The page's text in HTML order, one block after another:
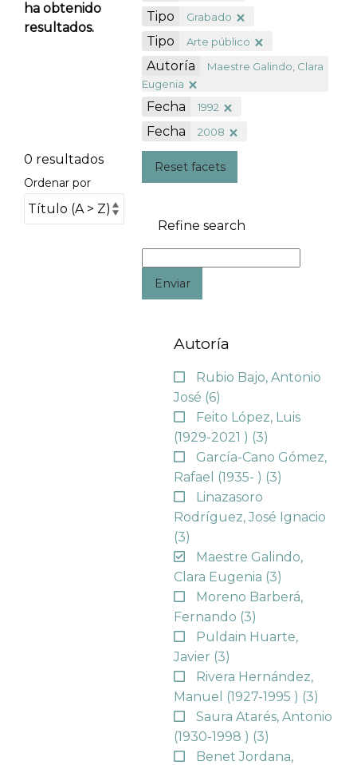
ha obtenido
resultados.
0 resultados
Ordenar por
Tipo Grabado
Tipo Arte público
Autoría
Maestre Galindo, Clara
Eugenia
Fecha 1992
Fecha 2008
Reset facets
Refine search
Enviar
Autoría
Rubio Bajo, Antonio
José (6)
Feito López, Luis
(1929-2021 ) (3)
García-Cano Gómez,
Rafael (1935- ) (3)
Linazasoro
Rodríguez, José Ignacio
(3)
Maestre Galindo,
Clara Eugenia (3)
Moreno Barberá,
Fernando (3)
Puldain Huarte,
Javier (3)
Rivera Hernández,
Manuel (1927-1995 ) (3)
Saura Atarés, Antonio
(1930-1998 ) (3)
Benet Jordana,